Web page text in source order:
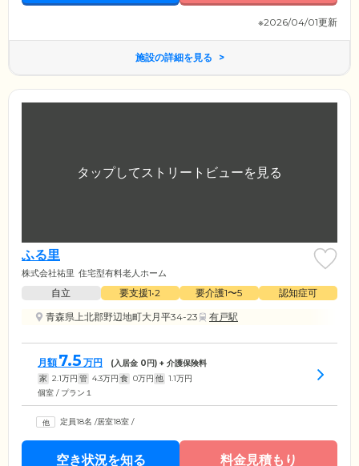
※2026/04/01更新
施設の詳細を見る
ふる里
株式会社祐里 住宅型有料老人ホーム
自立 要支援1•2 要介護1〜5
認知症可
青森県上北郡野辺地町大月平34-23
有戸駅
月額 7.5 万円 (入居金 0円) + 介護保険料
家 2.1万円 管 4.3万円 食 0万円 他 1.1万円
個室 / プラン１
定員18名 /居室18室 /
空き状況を知る 料金見積もり